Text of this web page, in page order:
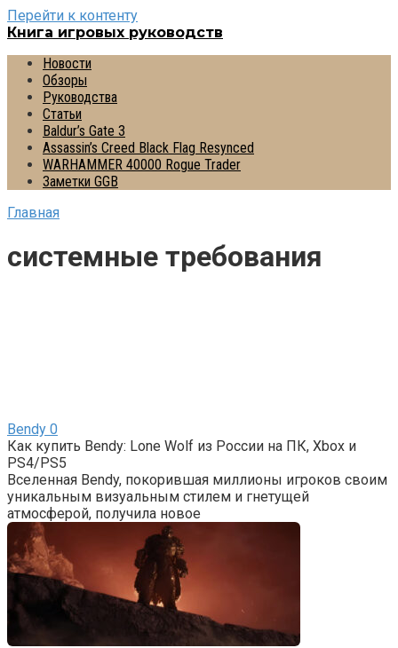
Перейти к контенту
Книга игровых руководств
Новости
Обзоры
Руководства
Статьи
Baldur’s Gate 3
Assassin’s Creed Black Flag Resynced
WARHAMMER 40000 Rogue Trader
Заметки GGB
Главная
системные требования
Bendy 0
Как купить Bendy: Lone Wolf из России на ПК, Xbox и
PS4/PS5
Вселенная Bendy, покорившая миллионы игроков своим
уникальным визуальным стилем и гнетущей
атмосферой, получила новое